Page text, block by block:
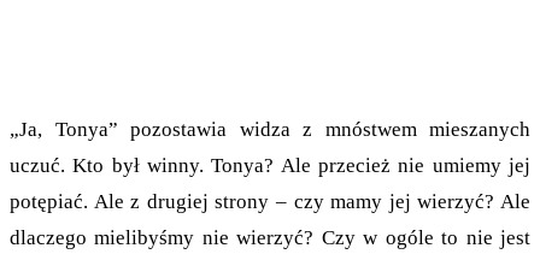
„Ja, Tonya” pozostawia widza z mnóstwem mieszanych
uczuć. Kto był winny. Tonya? Ale przecież nie umiemy jej
potępiać. Ale z drugiej strony – czy mamy jej wierzyć? Ale
dlaczego mielibyśmy nie wierzyć? Czy w ogóle to nie jest